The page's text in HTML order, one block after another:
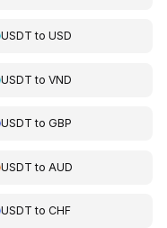
USDT toUSD
USDT toVND
USDT toGBP
USDT to AUD
USDT toCHF